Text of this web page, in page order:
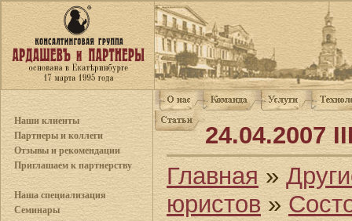
Наши клиенты
Партнеры и коллеги
Отзывы и рекомендации
Приглашаем к партнерству
Наша специализация
Семинары
24.04.2007
Главная»
юристов»